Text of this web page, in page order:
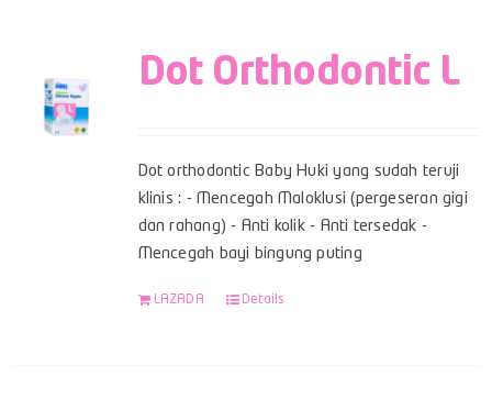
Dot Orthodontic L
Dot orthodontic Baby Huki yang sudah teruji
klinis : - Mencegah Maloklusi (pergeseran gigi
dan rahang) - Anti kolik - Anti tersedak -
Mencegah bayi bingung puting
LAZADA Details